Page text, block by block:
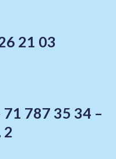
21 03
787 35 34 –
2